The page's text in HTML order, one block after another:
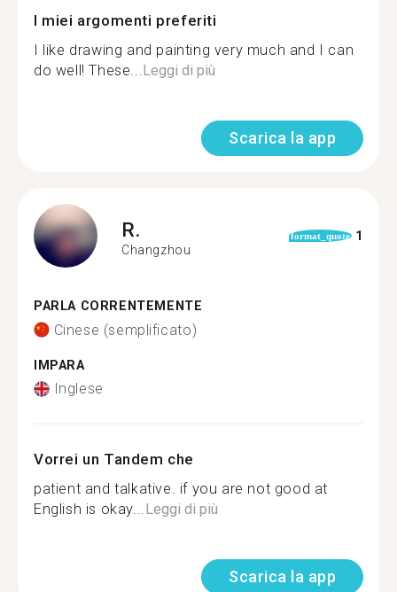
I miei argomenti preferiti
I like drawing and painting very much and I can
do well! These...Leggi di più
Scarica la app
R.
Changzhou
format_quote 1
PARLA CORRENTEMENTE
Cinese (semplificato)
IMPARA
Inglese
Vorrei un Tandem che
patient and talkative. if you are not good at
English is okay...Leggi di più
Scarica la app